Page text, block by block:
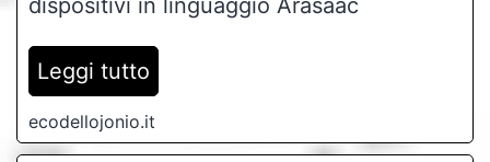
dispositivi in linguaggio Arasaac
Leggi tutto
ecodellojonio.it